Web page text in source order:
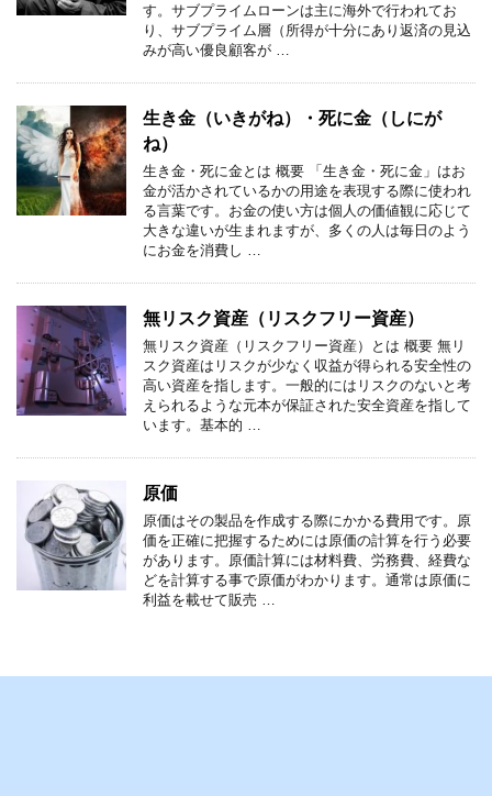
す。サブプライムローンは主に海外で行われてお
り、サブプライム層（所得が十分にあり返済の見込
みが高い優良顧客が …
生き金（いきがね）・死に金（しにが
ね）
生き金・死に金とは 概要 「生き金・死に金」はお
金が活かされているかの用途を表現する際に使われ
る言葉です。お金の使い方は個人の価値観に応じて
大きな違いが生まれますが、多くの人は毎日のよう
にお金を消費し …
無リスク資産（リスクフリー資産）
無リスク資産（リスクフリー資産）とは 概要 無リ
スク資産はリスクが少なく収益が得られる安全性の
高い資産を指します。一般的にはリスクのないと考
えられるような元本が保証された安全資産を指して
います。基本的 …
原価
原価はその製品を作成する際にかかる費用です。原
価を正確に把握するためには原価の計算を行う必要
があります。原価計算には材料費、労務費、経費な
どを計算する事で原価がわかります。通常は原価に
利益を載せて販売 …